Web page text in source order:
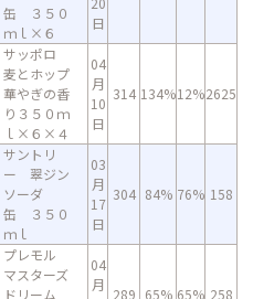
缶 ３５０
ｍｌ×６
日
サッポロ
麦とホップ
華やぎの香
り３５０ｍ
ｌ×６×４
04
月
10
日
314 134%12%2625
サントリ
ー 翠ジン
ソーダ
缶 ３５０
ｍｌ
03
月
17
日
304 84% 76% 158
プレモル
マスターズ
ドリーム
04
月
289 65% 65% 258